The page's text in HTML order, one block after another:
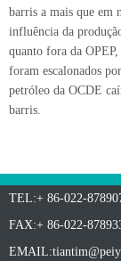
barris a mais que em
influência da
quanto fora da OPEP,
foram escalonados
petróleo da OCDE
barris.
TEL:+ 86-022-
FAX:+ 86-022-
EMAIL: